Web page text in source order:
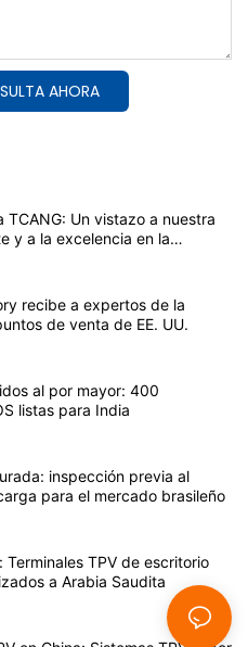
AHORA
TCANG: Un vistazo a nuestra
y a la excelencia en la
recibe a expertos de la
de venta de EE. UU.
al por mayor: 400
listas para India
inspección previa al
para el mercado brasileño
Terminales TPV de escritorio
a Arabia Saudita